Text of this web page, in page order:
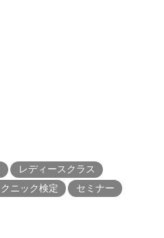
レディースクラス
ニック検定 セミナー